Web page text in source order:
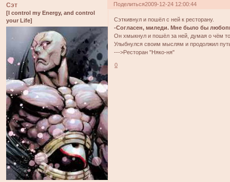
Поделиться2009-12-24 12:00:44
Сэт
[I control my Energy, and control
your Life]
Сэткивнул и пошёл с ней к ресторану.
-Согласен, миледи. Мне было бы
Он хмыкнул и пошёл за ней, думая о чём
Улыбнулся своим мыслям и продолжил
--->Ресторан "Няко-ня"
0